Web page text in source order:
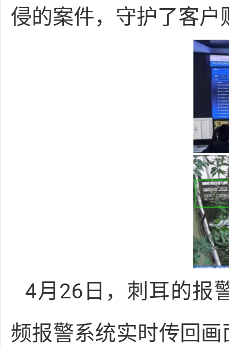
侵的案件，守护了客户
4月26日，刺耳的报
频报警系统实时传回